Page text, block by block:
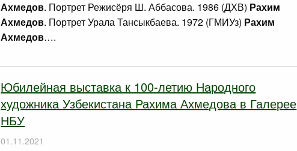
Ахмедов. Портрет Режисёря Ш. Аббасова. 1986 (ДХВ) Рахим
Ахмедов. Портрет Урала Тансыкбаева. 1972 (ГМИУз) Рахим
Ахмедов….
Юбилейная выставка к 100-летию Народного
художника Узбекистана Рахима Ахмедова в Галерее
НБУ
01.11.2021